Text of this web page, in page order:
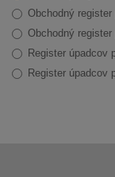
Obchodný
Obchodný
Register úpadcov
Register úpadcov